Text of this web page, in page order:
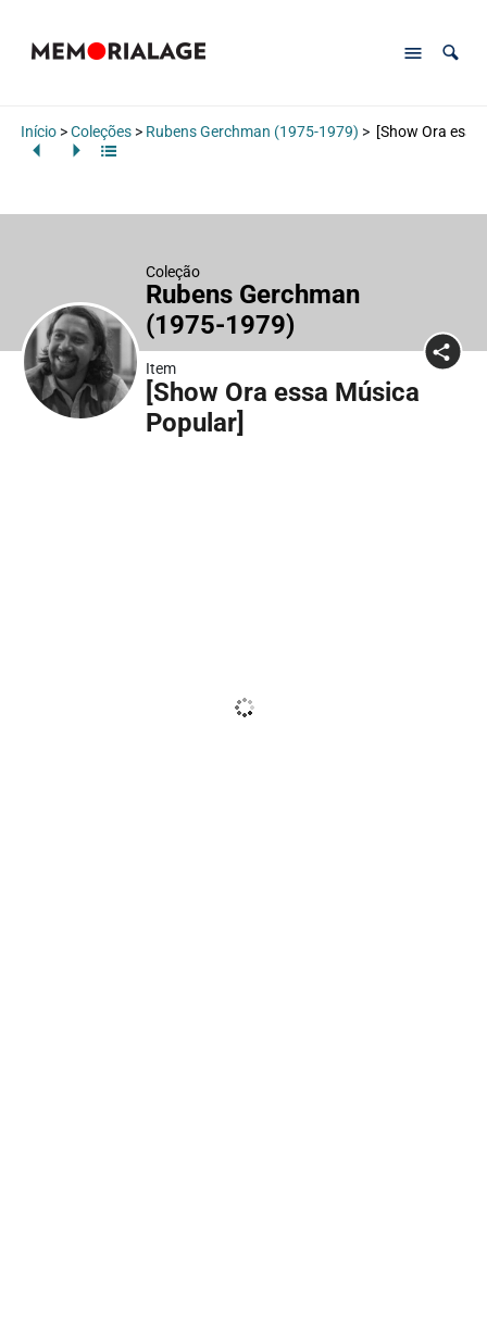
Início>Coleções> Rubens Gerchman (1975-1979) > [Show Ora
Coleção
Rubens Gerchman
(1975-1979)
Item
[Show Ora essa Música
Popular]